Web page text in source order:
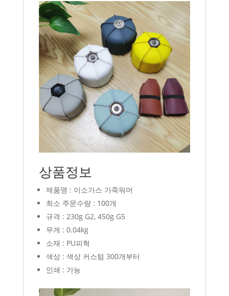
상품정보
제품명 : 이소가스 가죽워머
최소 주문수량 : 100개
규격 : 230g G2, 450g G5
무게 : 0.04kg
소재 : PU피혁
색상 : 색상 커스텀 300개부터
인쇄 : 가능